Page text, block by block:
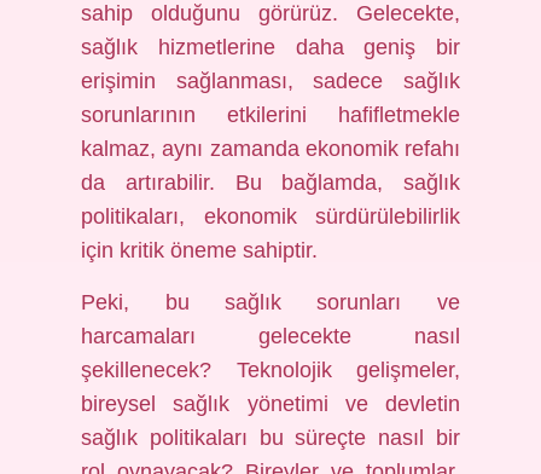
sahip olduğunu görürüz. Gelecekte,
sağlık hizmetlerine daha geniş bir
erişimin sağlanması, sadece sağlık
sorunlarının etkilerini hafifletmekle
kalmaz, aynı zamanda ekonomik refahı
da artırabilir. Bu bağlamda, sağlık
politikaları, ekonomik sürdürülebilirlik
için kritik öneme sahiptir.
Peki, bu sağlık sorunları ve
harcamaları gelecekte nasıl
şekillenecek? Teknolojik gelişmeler,
bireysel sağlık yönetimi ve devletin
sağlık politikaları bu süreçte nasıl bir